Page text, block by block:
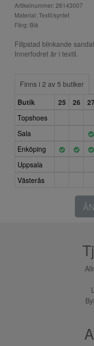
Artikelnummer: 26143007
Material: Textil/syntet
Färg: Blå
Filipstad blinkande
Innerfodret är i textil.
Finns i 2 av 5 butiker
Butik
25 26
Topshoes
Sala
Enköping
Uppsala
Västerås